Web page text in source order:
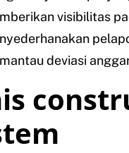
visibilitas
deviasi